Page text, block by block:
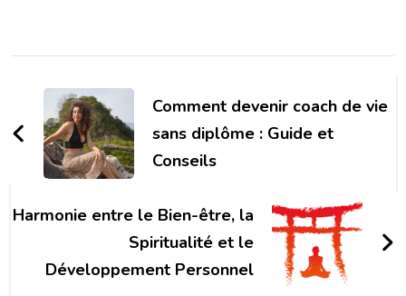
d'article
Comment devenir coach de vie
sans diplôme : Guide et
Conseils
Harmonie entre le Bien-être, la
Spiritualité et le
Développement Personnel